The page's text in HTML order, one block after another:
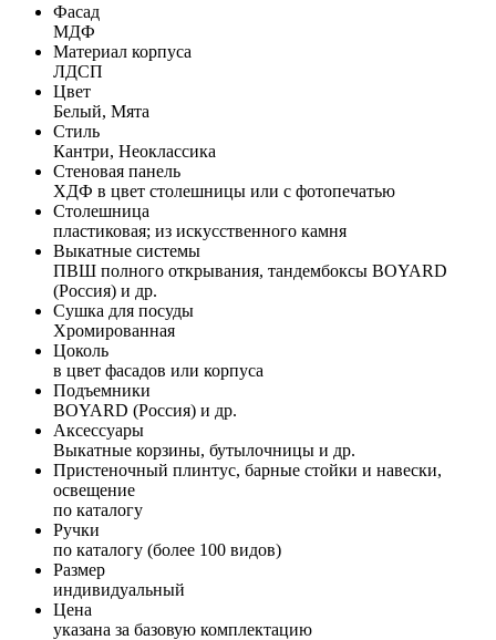
Фасад
МДФ
Материал корпуса
ЛДСП
Цвет
Белый, Мята
Стиль
Кантри, Неоклассика
Стеновая панель
ХДФ в цвет столешницы или с фотопечатью
Столешница
пластиковая; из искусственного камня
Выкатные системы
ПВШ полного открывания, тандембоксы BOYARD
(Россия) и др.
Сушка для посуды
Хромированная
Цоколь
в цвет фасадов или корпуса
Подъемники
BOYARD (Россия) и др.
Аксессуары
Выкатные корзины, бутылочницы и др.
Пристеночный плинтус, барные стойки и навески,
освещение
по каталогу
Ручки
по каталогу (более 100 видов)
Размер
индивидуальный
Цена
указана за базовую комплектацию